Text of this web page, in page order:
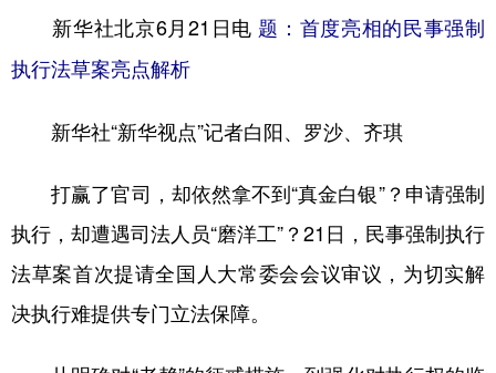
科技 科创 量子 体育
文化 书画
访谈 视频 图片
食品 人居 数字经济
学术中国 乡村振兴 银龄 溯源中国
城市 旅游
新华社北京6月21日电 题：首度亮相的民事强制
执行法草案亮点解析
新华社“新华视点”记者白阳、罗沙、齐琪
打赢了官司，却依然拿不到“真金白银”？申请强制
执行，却遭遇司法人员“磨洋工”？21日，民事强制执行
法草案首次提请全国人大常委会会议审议，为切实解
决执行难提供专门立法保障。